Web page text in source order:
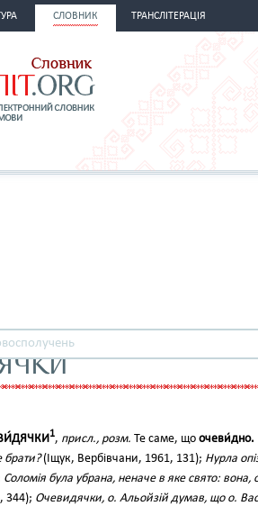
СЛОВНИК ТРАНСЛІТЕРАЦІЯ
1, присл., розм. Те саме, що
брати?(Іщук, Вербівчани, 1961, 131); Нурла
Соломія була убрана, неначе в яке свято: вона,
344); Очевидячки, о. Альойзій думав, що о.